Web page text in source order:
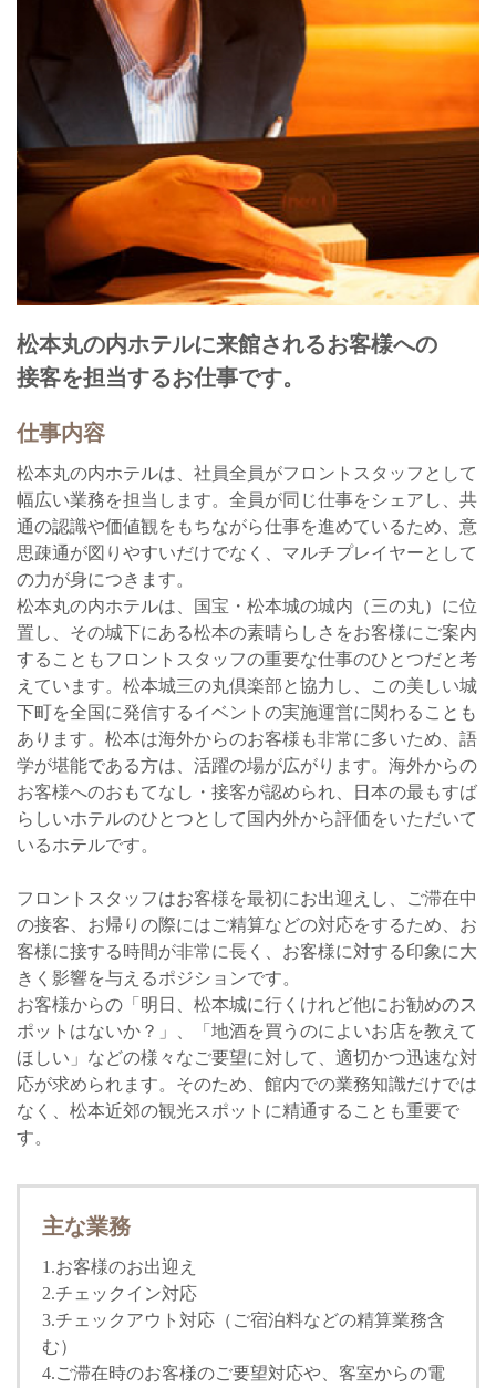
松本丸の内ホテルに来館されるお客様への
接客を担当するお仕事です。
仕事内容
松本丸の内ホテルは、社員全員がフロントスタッフとして
幅広い業務を担当します。全員が同じ仕事をシェアし、共
通の認識や価値観をもちながら仕事を進めているため、意
思疎通が図りやすいだけでなく、マルチプレイヤーとして
の力が身につきます。
松本丸の内ホテルは、国宝・松本城の城内（三の丸）に位
置し、その城下にある松本の素晴らしさをお客様にご案内
することもフロントスタッフの重要な仕事のひとつだと考
えています。松本城三の丸倶楽部と協力し、この美しい城
下町を全国に発信するイベントの実施運営に関わることも
あります。松本は海外からのお客様も非常に多いため、語
学が堪能である方は、活躍の場が広がります。海外からの
お客様へのおもてなし・接客が認められ、日本の最もすば
らしいホテルのひとつとして国内外から評価をいただいて
いるホテルです。
フロントスタッフはお客様を最初にお出迎えし、ご滞在中
の接客、お帰りの際にはご精算などの対応をするため、お
客様に接する時間が非常に長く、お客様に対する印象に大
きく影響を与えるポジションです。
お客様からの「明日、松本城に行くけれど他にお勧めのス
ポットはないか？」、「地酒を買うのによいお店を教えて
ほしい」などの様々なご要望に対して、適切かつ迅速な対
応が求められます。そのため、館内での業務知識だけでは
なく、松本近郊の観光スポットに精通することも重要で
す。
主な業務
1.お客様のお出迎え
2.チェックイン対応
3.チェックアウト対応（ご宿泊料などの精算業務含
む）
4.ご滞在時のお客様のご要望対応や、客室からの電